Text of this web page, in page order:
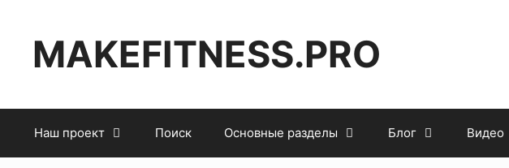
MAKEFITNESS.PRO
Наш проект Поиск Основные разделы Блог Видео